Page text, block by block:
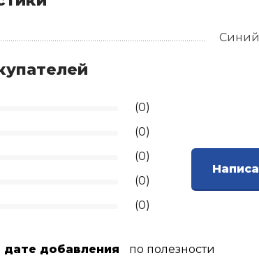
Синий
(0)
(0)
(0)
(0)
(0)
дате добавления по полезности